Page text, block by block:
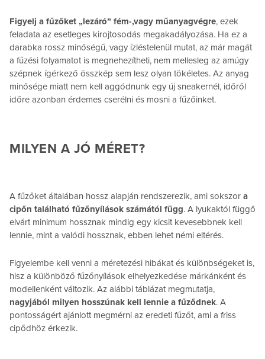
Figyelj a fűzőket „lezáró” fém-,vagy műanyagvégre, ezek
feladata az esetleges kirojtosodás megakadályozása. Ha ez a
darabka rossz minőségű, vagy ízléstelenül mutat, az már magát
a fűzési folyamatot is megnehezítheti, nem mellesleg az amúgy
szépnek ígérkező összkép sem lesz olyan tökéletes. Az anyag
minősége miatt nem kell aggódnunk egy új sneakernél, időről
időre azonban érdemes cserélni és mosni a fűzőinket.
MILYEN A JÓ MÉRET?
A fűzőket általában hossz alapján rendszerezik, ami sokszor a
cipőn található fűzőnyílások számától függ. A lyukaktól függő
elvárt minimum hossznak mindig egy kicsit kevesebbnek kell
lennie, mint a valódi hossznak, ebben lehet némi eltérés.
Figyelembe kell venni a méretezési hibákat és különbségeket is,
hisz a különböző fűzőnyílások elhelyezkedése márkánként és
modellenként változik. Az alábbi táblázat megmutatja,
nagyjából milyen hosszúnak kell lennie a fűződnek. A
pontosságért ajánlott megmérni az eredeti fűzőt, ami a friss
cipődhöz érkezik.